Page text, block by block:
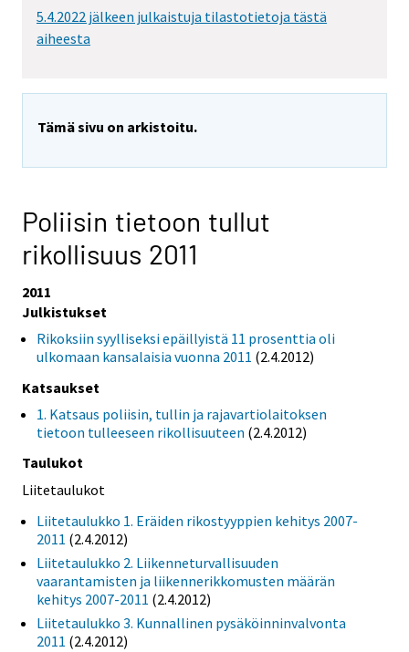
5.4.2022 jälkeen julkaistuja tilastotietoja tästä
aiheesta
Tämä sivu on arkistoitu.
Poliisin tietoon tullut
rikollisuus 2011
2011
Julkistukset
Rikoksiin syylliseksi epäillyistä 11 prosenttia oli
ulkomaan kansalaisia vuonna 2011 (2.4.2012)
Katsaukset
1. Katsaus poliisin, tullin ja rajavartiolaitoksen
tietoon tulleeseen rikollisuuteen (2.4.2012)
Taulukot
Liitetaulukot
Liitetaulukko 1. Eräiden rikostyyppien kehitys 2007-
2011 (2.4.2012)
Liitetaulukko 2. Liikenneturvallisuuden
vaarantamisten ja liikennerikkomusten määrän
kehitys 2007-2011 (2.4.2012)
Liitetaulukko 3. Kunnallinen pysäköinninvalvonta
2011 (2.4.2012)